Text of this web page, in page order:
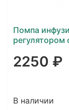
Помпа
2250 ₽
В наличии